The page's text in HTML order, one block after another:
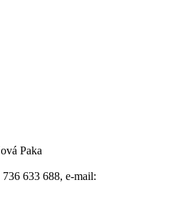
Paka
633 688, e-mail: